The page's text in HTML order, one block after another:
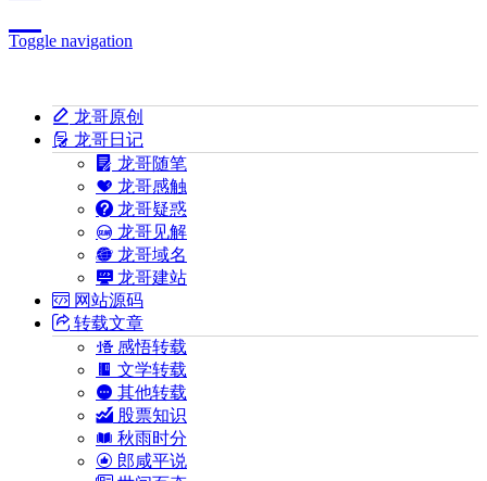
Toggle navigation
龙哥原创
龙哥日记
龙哥随笔
龙哥感触
龙哥疑惑
龙哥见解
龙哥域名
龙哥建站
网站源码
转载文章
感悟转载
文学转载
其他转载
股票知识
秋雨时分
郎咸平说